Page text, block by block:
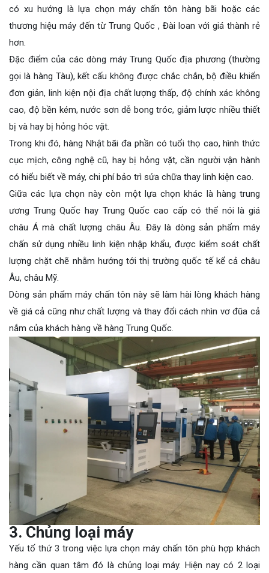
có xu hướng là lựa chọn máy chấn tôn hàng bãi hoặc các
thương hiệu máy đến từ Trung Quốc , Đài loan với giá thành rẻ
hơn.
Đặc điểm của các dòng máy Trung Quốc địa phương (thường
gọi là hàng Tàu), kết cấu không được chắc chắn, bộ điều khiển
đơn giản, linh kiện nội địa chất lượng thấp, độ chính xác không
cao, độ bền kém, nước sơn dễ bong tróc, giảm lược nhiều thiết
bị và hay bị hỏng hóc vặt.
Trong khi đó, hàng Nhật bãi đa phần có tuổi thọ cao, hình thức
cục mịch, công nghệ cũ, hay bị hỏng vặt, cần người vận hành
có hiểu biết về máy, chi phí bảo trì sửa chữa thay linh kiện cao.
Giữa các lựa chọn này còn một lựa chọn khác là hàng trung
ương Trung Quốc hay Trung Quốc cao cấp có thể nói là giá
châu Á mà chất lượng châu Âu. Đây là dòng sản phẩm máy
chấn sử dụng nhiều linh kiện nhập khẩu, được kiểm soát chất
lượng chặt chẽ nhằm hướng tới thị trường quốc tế kể cả châu
Âu, châu Mỹ.
Dòng sản phẩm máy chấn tôn này sẽ làm hài lòng khách hàng
về giá cả cũng như chất lượng và thay đổi cách nhìn vơ đũa cả
nắm của khách hàng về hàng Trung Quốc.
3. Chủng loại máy
Yếu tố thứ 3 trong việc lựa chọn máy chấn tôn phù hợp khách
hàng cần quan tâm đó là chủng loại máy. Hiện nay có 2 loại